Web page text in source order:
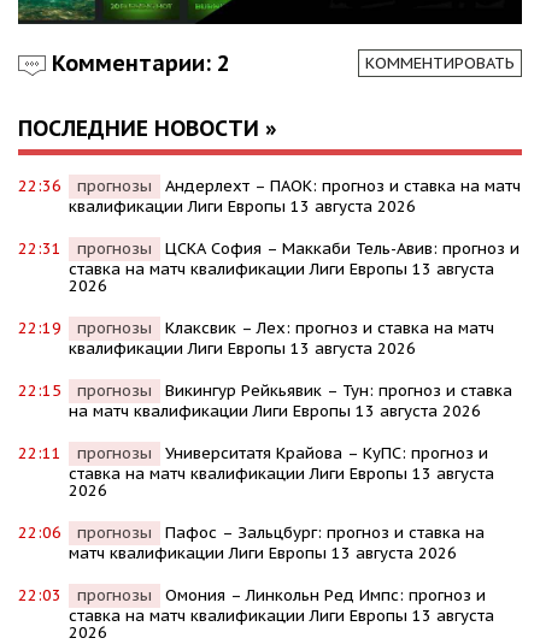
Комментарии: 2 КОММЕНТИРОВАТЬ
ПОСЛЕДНИЕ НОВОСТИ »
22:36 прогнозы
Андерлехт – ПАОК: прогноз и ставка на матч
квалификации Лиги Европы 13 августа 2026
22:31 прогнозы
ЦСКА София – Маккаби Тель-Авив: прогноз и
ставка на матч квалификации Лиги Европы 13 августа
2026
22:19 прогнозы
Клаксвик – Лех: прогноз и ставка на матч
квалификации Лиги Европы 13 августа 2026
22:15 прогнозы
Викингур Рейкьявик – Тун: прогноз и ставка
на матч квалификации Лиги Европы 13 августа 2026
22:11 прогнозы
Университатя Крайова – КуПС: прогноз и
ставка на матч квалификации Лиги Европы 13 августа
2026
22:06 прогнозы
Пафос – Зальцбург: прогноз и ставка на
матч квалификации Лиги Европы 13 августа 2026
22:03 прогнозы
Омония – Линкольн Ред Импс: прогноз и
ставка на матч квалификации Лиги Европы 13 августа
2026